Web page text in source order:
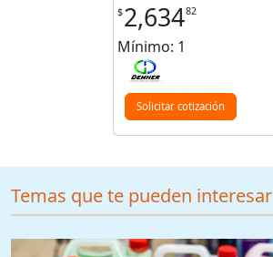
$2,63482
Mínimo: 1
Solicitar cotización
Temas que te pueden interesar